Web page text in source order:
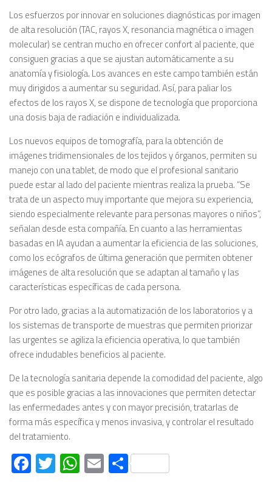
Los esfuerzos por innovar en soluciones diagnósticas por imagen
de alta resolución (TAC, rayos X, resonancia magnética o imagen
molecular) se centran mucho en ofrecer confort al paciente, que
consiguen gracias a que se ajustan automáticamente a su
anatomía y fisiología. Los avances en este campo también están
muy dirigidos a aumentar su seguridad. Así, para paliar los
efectos de los rayos X, se dispone de tecnología que proporciona
una dosis baja de radiación e individualizada.
Los nuevos equipos de tomografía, para la obtención de
imágenes tridimensionales de los tejidos y órganos, permiten su
manejo con una tablet, de modo que el profesional sanitario
puede estar al lado del paciente mientras realiza la prueba. “Se
trata de un aspecto muy importante que mejora su experiencia,
siendo especialmente relevante para personas mayores o niños”,
señalan desde esta compañía. En cuanto a las herramientas
basadas en IA ayudan a aumentar la eficiencia de las soluciones,
como los ecógrafos de última generación que permiten obtener
imágenes de alta resolución que se adaptan al tamaño y las
características específicas de cada persona.
Por otro lado, gracias a la automatización de los laboratorios y a
los sistemas de transporte de muestras que permiten priorizar
las urgentes se agiliza la eficiencia operativa, lo que también
ofrece indudables beneficios al paciente.
De la tecnología sanitaria depende la comodidad del paciente, algo
que es posible gracias a las innovaciones que permiten detectar
las enfermedades antes y con mayor precisión, tratarlas de
forma más específica y menos invasiva, y controlar el resultado
del tratamiento.
Facebook
Twitter
WhatsApp
EmailCompartir